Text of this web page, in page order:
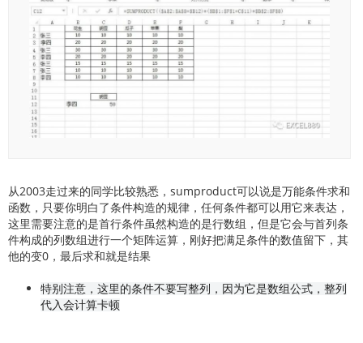
从2003走过来的同学比较熟悉，sumproduct可以说是万能条件求和
函数，只要你明白了条件构造的规律，任何条件都可以用它来表达，
这里需要注意的是首行条件虽然构造的是行数组，但是它会与首列条
件构成的列数组进行一个矩阵运算，刚好把满足条件的数值留下，其
他的变0，最后求和就是结果
特别注意，这里的条件不要写整列，因为它是数组公式，整列
代入会计算卡顿